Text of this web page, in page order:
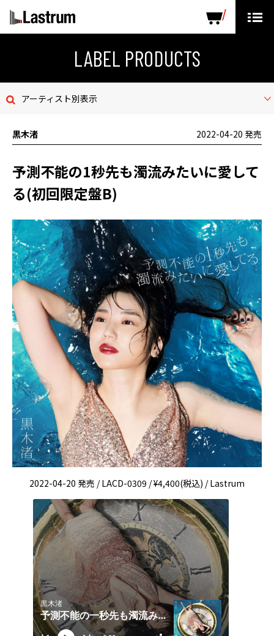
LABEL PRODUCTS
お問い合わせ
デモテープ
ENGLISH PAGE
LABEL PRODUCTS
アーティスト別表示
黒木渚 2022-04-20 発売
予測不能の1秒先も濁流みたいに愛して
る(初回限定盤B)
2022-04-20 発売 / LACD-0309 / ¥4,400(税込) / Lastrum